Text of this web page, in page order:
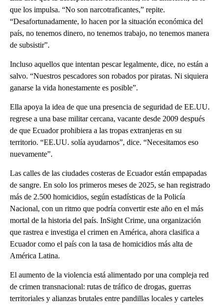
que los impulsa. “No son narcotraficantes,” repite.
“Desafortunadamente, lo hacen por la situación económica del
país, no tenemos dinero, no tenemos trabajo, no tenemos manera
de subsistir”.
Incluso aquellos que intentan pescar legalmente, dice, no están a
salvo. “Nuestros pescadores son robados por piratas. Ni siquiera
ganarse la vida honestamente es posible”.
Ella apoya la idea de que una presencia de seguridad de EE.UU.
regrese a una base militar cercana, vacante desde 2009 después
de que Ecuador prohibiera a las tropas extranjeras en su
territorio. “EE.UU. solía ayudarnos”, dice. “Necesitamos eso
nuevamente”.
Las calles de las ciudades costeras de Ecuador están empapadas
de sangre. En solo los primeros meses de 2025, se han registrado
más de 2.500 homicidios, según estadísticas de la Policía
Nacional, con un ritmo que podría convertir este año en el más
mortal de la historia del país. InSight Crime, una organización
que rastrea e investiga el crimen en América, ahora clasifica a
Ecuador como el país con la tasa de homicidios más alta de
América Latina.
El aumento de la violencia está alimentado por una compleja red
de crimen transnacional: rutas de tráfico de drogas, guerras
territoriales y alianzas brutales entre pandillas locales y carteles